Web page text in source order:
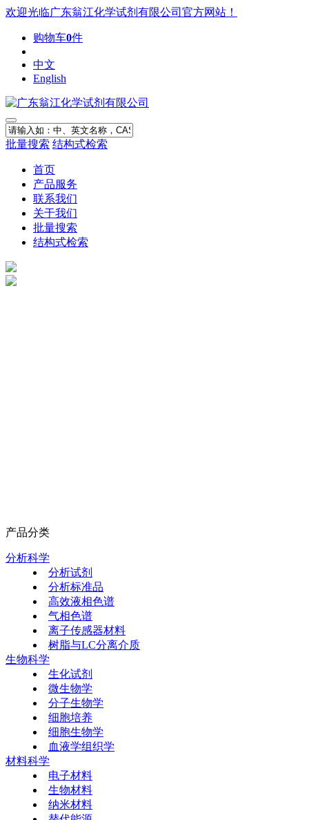
欢迎光临广东翁江化学试剂有限公司官方网站！
购物车0件
中文
English
批量搜索 结构式检索
首页
产品服务
联系我们
关于我们
批量搜索
结构式检索
产品分类
分析科学
分析试剂
分析标准品
高效液相色谱
气相色谱
离子传感器材料
树脂与LC分离介质
生物科学
生化试剂
微生物学
分子生物学
细胞培养
细胞生物学
血液学组织学
材料科学
电子材料
生物材料
纳米材料